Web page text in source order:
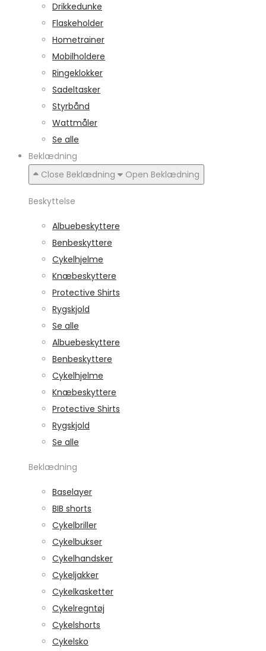
Drikkedunke
Flaskeholder
Hometrainer
Mobilholdere
Ringeklokker
Sadeltasker
Styrbånd
Wattmåler
Se alle
Beklædning
Close Beklædning
Open Beklædning
Beskyttelse
Albuebeskyttere
Benbeskyttere
Cykelhjelme
Knæbeskyttere
Protective Shirts
Rygskjold
Se alle
Albuebeskyttere
Benbeskyttere
Cykelhjelme
Knæbeskyttere
Protective Shirts
Rygskjold
Se alle
Beklædning
Baselayer
BIB shorts
Cykelbriller
Cykelbukser
Cykelhandsker
Cykeljakker
Cykelkasketter
Cykelregntøj
Cykelshorts
Cykelsko